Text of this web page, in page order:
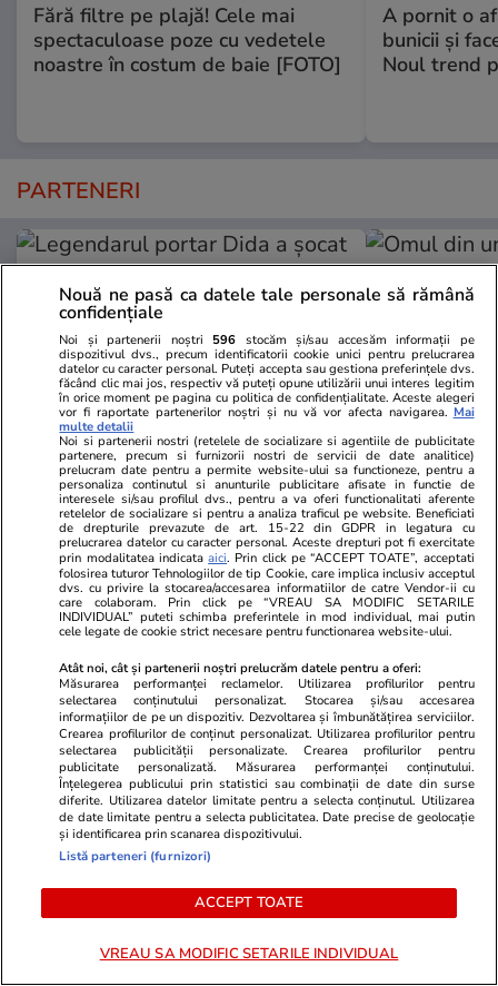
Fără filtre pe plajă! Cele mai
spectaculoase poze cu vedetele
noastre în costum de baie [FOTO]
A pornit o
bunicii şi
Noul trend
PARTENERI
GSP.ro
Legendarul portar Dida a șocat la
înmormântarea lui Franco Baresi »
Detaliul care a atras atenția
GSP.ro
Omul din
de la
Meritul
De ce nu
despre
Nouă ne pasă ca datele tale personale să rămână
confidențiale
Noi și partenerii noștri 596 stocăm și/sau accesăm informații pe
dispozitivul dvs., precum identificatorii cookie unici pentru prelucrarea
datelor cu caracter personal. Puteți accepta sau gestiona preferințele dvs.
făcând clic mai jos, respectiv vă puteți opune utilizării unui interes legitim
în orice moment pe pagina cu politica de confidențialitate. Aceste alegeri
vor fi raportate partenerilor noștri și nu vă vor afecta navigarea. Mai
multe detalii
Noi si partenerii nostri (retelele de socializare si agentiile de publicitate
partenere, precum si furnizorii nostri de servicii de date analitice)
prelucram date pentru a permite website-ului sa functioneze, pentru a
personaliza continutul si anunturile publicitare afisate in functie de
interesele si/sau profilul dvs., pentru a va oferi functionalitati aferente
retelelor de socializare si pentru a analiza traficul pe website. Beneficiati
de drepturile prevazute de art. 15-22 din GDPR in legatura cu
prelucrarea datelor cu caracter personal. Aceste drepturi pot fi exercitate
prin modalitatea indicataaici. Prin click pe “ACCEPT TOATE”, acceptati
folosirea tuturor Tehnologiilor de tip Cookie, care implica inclusiv acceptul
dvs. cu privire la stocarea/accesarea informatiilor de catre Vendor-ii cu
care colaboram. Prin click pe “VREAU SA MODIFIC SETARILE
INDIVIDUAL” puteti schimba preferintele in mod individual, mai putin
cele legate de cookie strict necesare pentru functionarea website-ului.
Atât noi, cât și partenerii noștri prelucrăm datele pentru a oferi:
Măsurarea performanței reclamelor. Utilizarea profilurilor pentru
selectarea conținutului personalizat. Stocarea și/sau accesarea
informațiilor de pe un dispozitiv. Dezvoltarea și îmbunătățirea serviciilor.
Crearea profilurilor de conținut personalizat. Utilizarea profilurilor pentru
selectarea publicității personalizate. Crearea profilurilor pentru
publicitate personalizată. Măsurarea performanței conținutului.
Înțelegerea publicului prin statistici sau combinații de date din surse
diferite. Utilizarea datelor limitate pentru a selecta conținutul. Utilizarea
de date limitate pentru a selecta publicitatea. Date precise de geolocație
și identificarea prin scanarea dispozitivului.
Listă parteneri (furnizori)
ACCEPT TOATE
VREAU SA MODIFIC SETARILE INDIVIDUAL